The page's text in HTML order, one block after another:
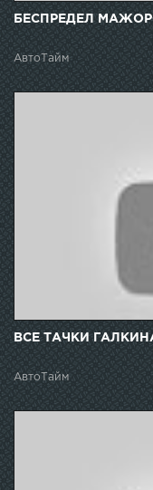
БЕСПРЕДЕЛ
АвтоТайм
ВСЕ ТАЧКИ
АвтоТайм